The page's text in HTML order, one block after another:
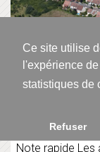
Ce site utilise
l'expérience
statistiques de
Refuser
Zéro
précédent
Note rapide Les